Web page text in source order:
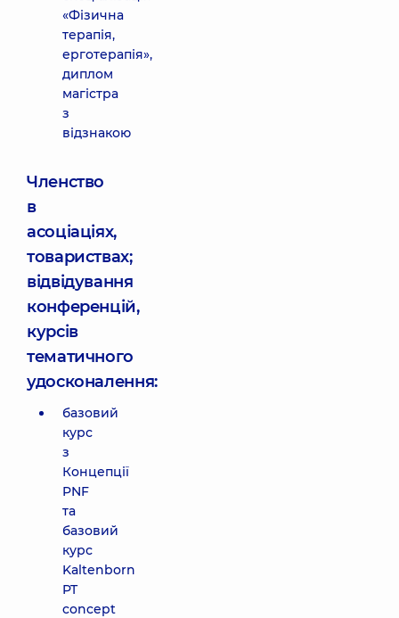
«Фізична
терапія,
ерготерапія»,
диплом
магістра
з
відзнакою
Членство
в
асоціаціях,
товариствах;
відвідування
конференцій,
курсів
тематичного
удосконалення:
базовий
курс
з
Концепції
PNF
та
базовий
курс
Kaltenborn
PT
concept